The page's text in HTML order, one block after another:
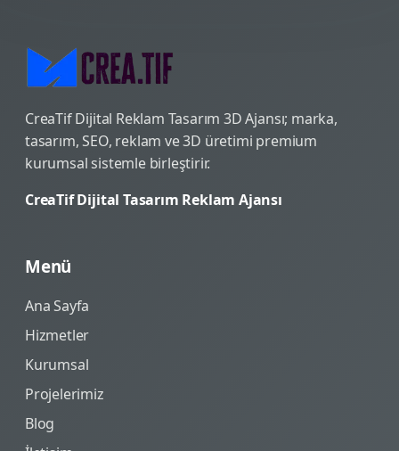
CreaTif Dijital Reklam Tasarım 3D Ajansı; marka,
tasarım, SEO, reklam ve 3D üretimi premium
kurumsal sistemle birleştirir.
CreaTif Dijital Tasarım Reklam Ajansı
Menü
Ana Sayfa
Hizmetler
Kurumsal
Projelerimiz
Blog